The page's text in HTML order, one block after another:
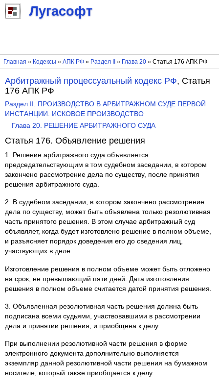
Лугасофт
Главная » Кодексы » АПК РФ» Раздел II » Глава 20» Статья 176 АПК РФ
Арбитражный процессуальный кодекс РФ, Статья
176 АПК РФ
Раздел II. ПРОИЗВОДСТВО В АРБИТРАЖНОМ СУДЕ ПЕРВОЙ
ИНСТАНЦИИ. ИСКОВОЕ ПРОИЗВОДСТВО
Глава 20. РЕШЕНИЕ АРБИТРАЖНОГО СУДА
Статья 176. Объявление решения
1. Решение арбитражного суда объявляется
председательствующим в том судебном заседании, в котором
закончено рассмотрение дела по существу, после принятия
решения арбитражного суда.
2. В судебном заседании, в котором закончено рассмотрение
дела по существу, может быть объявлена только резолютивная
часть принятого решения. В этом случае арбитражный суд
объявляет, когда будет изготовлено решение в полном объеме,
и разъясняет порядок доведения его до сведения лиц,
участвующих в деле.
Изготовление решения в полном объеме может быть отложено
на срок, не превышающий пяти дней. Дата изготовления
решения в полном объеме считается датой принятия решения.
3. Объявленная резолютивная часть решения должна быть
подписана всеми судьями, участвовавшими в рассмотрении
дела и принятии решения, и приобщена к делу.
При выполнении резолютивной части решения в форме
электронного документа дополнительно выполняется
экземпляр данной резолютивной части решения на бумажном
носителе, который также приобщается к делу.